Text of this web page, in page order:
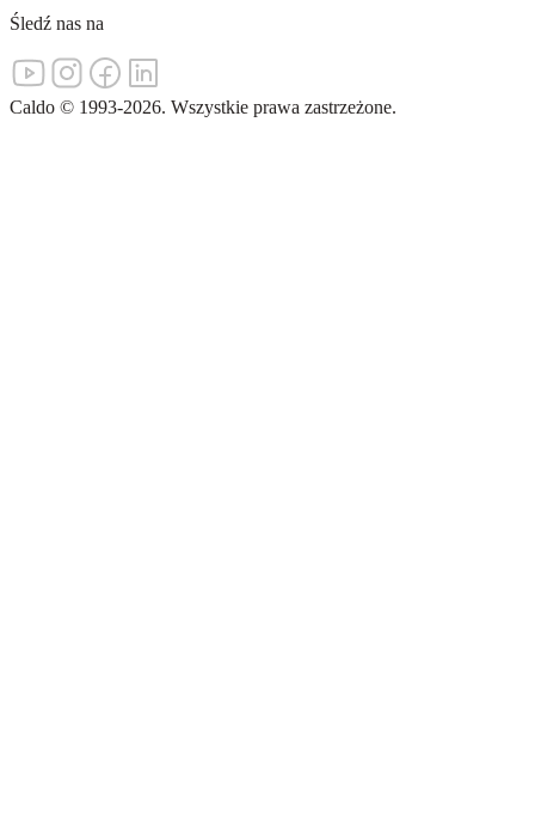
Śledź nas na
Caldo © 1993-2026. Wszystkie prawa zastrzeżone.